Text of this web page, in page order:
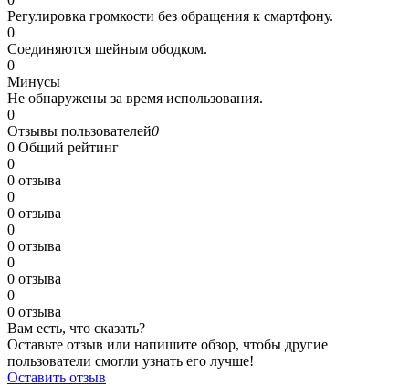
Регулировка громкости без обращения к смартфону.
0
Соединяются шейным ободком.
0
Минусы
Не обнаружены за время использования.
0
Отзывы пользователей0
0 Общий рейтинг
0
0 отзыва
0
0 отзыва
0
0 отзыва
0
0 отзыва
0
0 отзыва
Вам есть, что сказать?
Оставьте отзыв или напишите обзор, чтобы другие
пользователи смогли узнать его лучше!
Оставить отзыв